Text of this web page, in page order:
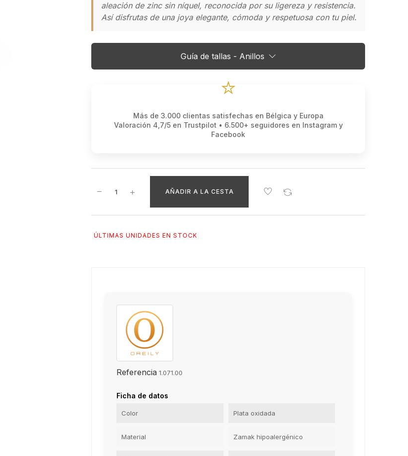
aleación de zinc sin níquel, reconocida por su ligereza y resistencia.
Así disfrutas de una joya elegante, cómoda y respetuosa con tu piel.
Guía de tallas - Anillos
⭐
Más de 3.000 clientas satisfechas en Bélgica y Europa
Valoración 4,7/5 en Trustpilot • 6.500+ seguidores en Instagram y
Facebook
AÑADIR A LA CESTA
ÚLTIMAS UNIDADES EN STOCK
Referencia 1.071.00
Ficha de datos
Color Plata oxidada
Material Zamak hipoalergénico